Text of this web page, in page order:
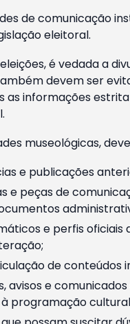
de comunicação
eleitoral.
é vedada a
devem ser
informações
museológicas,
e publicações
e peças de
e perfis oficiais
de
avisos e
programação